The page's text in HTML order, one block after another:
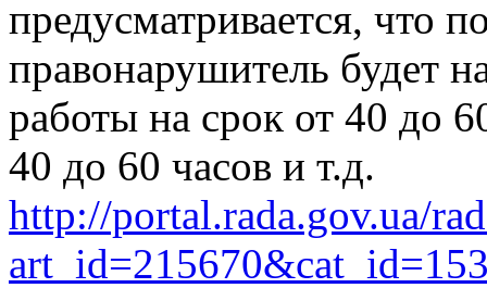
предусматривается, что
правонарушитель будет
работы на срок от 40 до
40 до 60 часов и т.д.
http://portal.rada.gov.ua/